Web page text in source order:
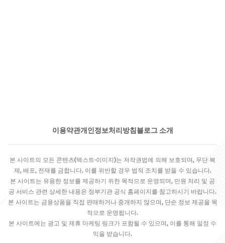
이용약관개인정보처리방침 블로그 소개
본 사이트의 모든 콘텐츠(텍스트·이미지)는 저작권법에 의해 보호되며, 무단 복
제, 배포, 전재를 금합니다. 이를 위반할 경우 법적 조치를 받을 수 있습니다.
본 사이트는 유용한 정보를 제공하기 위한 목적으로 운영되며, 민원 처리 및 공
공 서비스 관련 상세한 내용은 정부기관 공식 홈페이지를 참고하시기 바랍니다.
본 사이트는 금융상품을 직접 판매하거나 중개하지 않으며, 단순 정보 제공을 목
적으로 운영됩니다.
본 사이트에는 광고 및 제휴 마케팅 링크가 포함될 수 있으며, 이를 통해 일정 수
익을 받습니다.